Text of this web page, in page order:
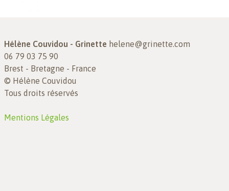
Hélène Couvidou - Grinette helene@grinette.com
06 79 03 75 90
Brest - Bretagne - France
© Hélène Couvidou
Tous droits réservés
Mentions Légales